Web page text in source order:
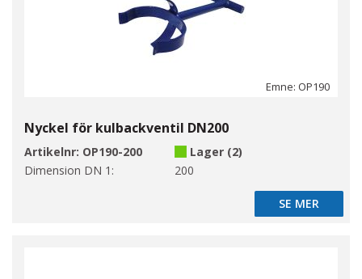
Emne: OP190
Nyckel för kulbackventil DN200
Artikelnr: OP190-200
Lager (2)
Dimension DN 1:
200
SE MER
SE MER